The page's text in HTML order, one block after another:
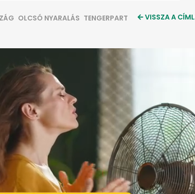
OLCSÓ NYARALÁS TENGERPART VISSZA A